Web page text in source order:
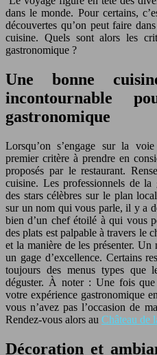
dans le monde. Pour certains,
découvertes qu’on peut faire
cuisine. Quels sont alors les
gastronomique ?
Une bonne
incontournable
gastronomique
Lorsqu’on s’engage sur la
premier critère à prendre en
proposés par le restaurant.
cuisine. Les professionnels de la
des stars célèbres sur le plan
sur un nom qui vous parle, il y a
bien d’un chef étoilé à qui vous
des plats est palpable à travers le
et la manière de les présenter. Un
un gage d’excellence. Certains
toujours des menus types que
déguster. À noter : Une fois
votre expérience gastronomique
vous n’avez pas l’occasion de
Rendez-vous alors au Château de
Décoration et